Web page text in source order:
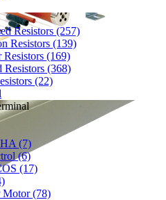
Resistors (257)
Resistors (139)
(169)
Resistors (368)
(22)
(7)
(6)
(17)
Motor (78)